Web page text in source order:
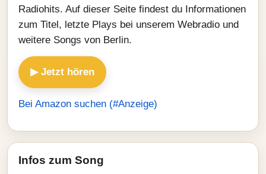
Radiohits. Auf dieser Seite findest du Informationen
zum Titel, letzte Plays bei unserem Webradio und
weitere Songs von Berlin.
▶ Jetzt hören
Bei Amazon suchen (#Anzeige)
Infos zum Song